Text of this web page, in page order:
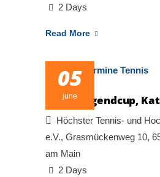
2 Days
Read More
05
june
1. Löw Jugendcup,
Höchster Tennis- und
e.V., Grasmückenweg 10,
am Main
2 Days